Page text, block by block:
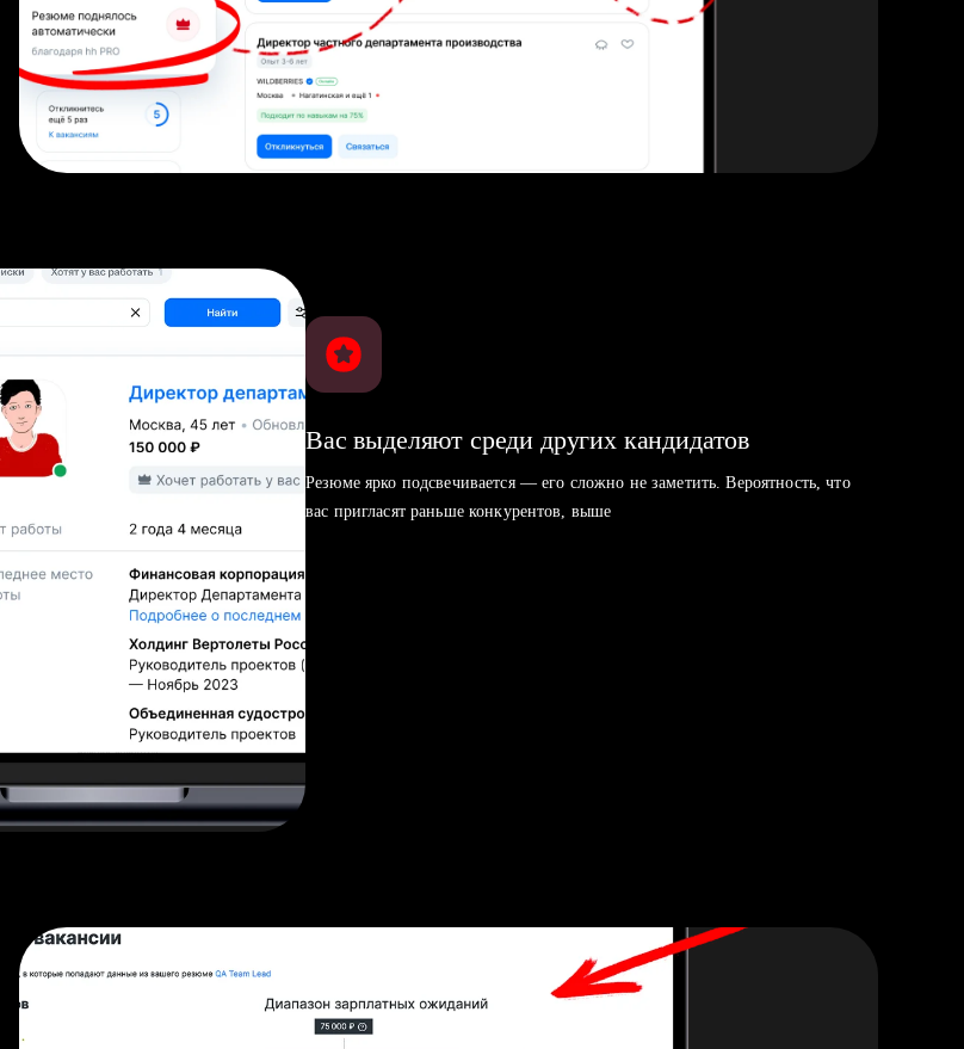
Вас выделяют среди других кандидатов
Резюме ярко подсвечивается — его сложно не заметить. Вероятность, что
вас пригласят раньше конкурентов, выше